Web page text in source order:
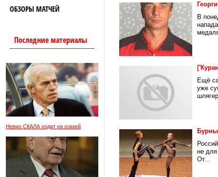
ОБЗОРЫ МАТЧЕЙ
Последние материалы
Невио СКАЛА ходит на хоккей
В
Ещё
уже
не для
От...